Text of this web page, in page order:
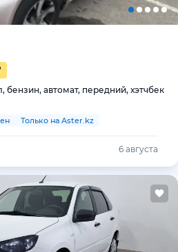
бензин, автомат, передний, хэтчбек
Только на Aster.kz
6 августа